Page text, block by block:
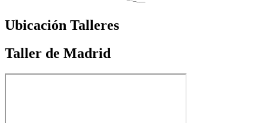
Ubicación Talleres
Taller de Madrid